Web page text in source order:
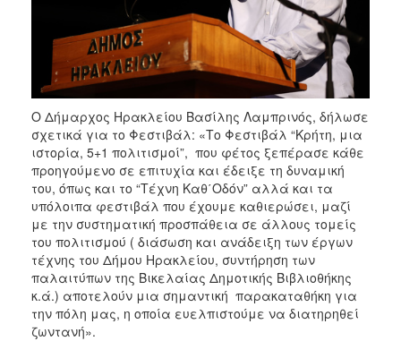
O Δήμαρχος Ηρακλείου Βασίλης Λαμπρινός, δήλωσε
σχετικά για το Φεστιβάλ: «Το Φεστιβάλ “Κρήτη, μια
ιστορία, 5+1 πολιτισμοί”, που φέτος ξεπέρασε κάθε
προηγούμενο σε επιτυχία και έδειξε τη δυναμική
του, όπως και το “Τέχνη Καθ΄Οδόν” αλλά και τα
υπόλοιπα φεστιβάλ που έχουμε καθιερώσει, μαζί
με την συστηματική προσπάθεια σε άλλους τομείς
του πολιτισμού ( διάσωση και ανάδειξη των έργων
τέχνης του Δήμου Ηρακλείου, συντήρηση των
παλαιτύπων της Βικελαίας Δημοτικής Βιβλιοθήκης
κ.ά.) αποτελούν μια σημαντική παρακαταθήκη για
την πόλη μας, η οποία ευελπιστούμε να διατηρηθεί
ζωντανή».